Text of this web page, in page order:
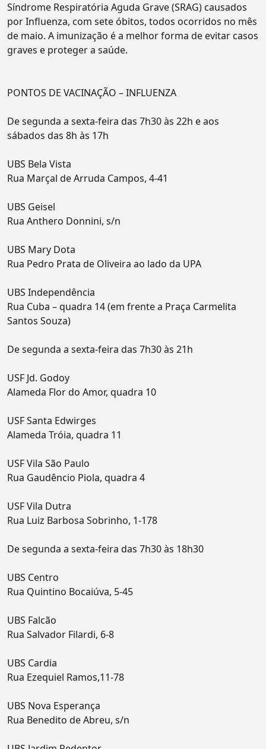
Síndrome Respiratória Aguda Grave (SRAG) causados
por Influenza, com sete óbitos, todos ocorridos no mês
de maio. A imunização é a melhor forma de evitar casos
graves e proteger a saúde.
PONTOS DE VACINAÇÃO – INFLUENZA
De segunda a sexta-feira das 7h30 às 22h e aos
sábados das 8h às 17h
UBS Bela Vista
Rua Marçal de Arruda Campos, 4-41
UBS Geisel
Rua Anthero Donnini, s/n
UBS Mary Dota
Rua Pedro Prata de Oliveira ao lado da UPA
UBS Independência
Rua Cuba – quadra 14 (em frente a Praça Carmelita
Santos Souza)
De segunda a sexta-feira das 7h30 às 21h
USF Jd. Godoy
Alameda Flor do Amor, quadra 10
USF Santa Edwirges
Alameda Tróia, quadra 11
USF Vila São Paulo
Rua Gaudêncio Piola, quadra 4
USF Vila Dutra
Rua Luiz Barbosa Sobrinho, 1-178
De segunda a sexta-feira das 7h30 às 18h30
UBS Centro
Rua Quintino Bocaiúva, 5-45
UBS Falcão
Rua Salvador Filardi, 6-8
UBS Cardia
Rua Ezequiel Ramos,11-78
UBS Nova Esperança
Rua Benedito de Abreu, s/n